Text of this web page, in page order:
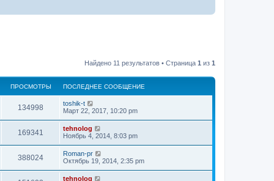
Найдено 11 результатов • Страница 1 из 1
ПРОСМОТРЫ ПОСЛЕДНЕЕ СООБЩЕНИЕ
134998
р
м
П
о
е
д
н
е
е
с
о
toshik-t
Март 22, 2017, 10:20 pm
169341
р
П
о
л
е
д
н
е
tehnolog
Ноябрь 4, 2014, 8:03 pm
388024П
р
П
о
Roman-pr
Октябрь 19, 2014, 2:35 pm
П
tehnolog